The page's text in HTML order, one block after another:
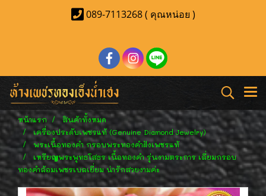
089-7113268 ( คุณหน่อย )
หน้าแรก
สินค้าทั้งหมด
เครื่องประดับเพชรแท้ (Genuine Diamond Jewelry)
พระเนื้อทองคำ กรอบพระทองคำฝังเพชรแท้
เหรียญพระพุทธโสธร เนื้อทองคำ รุ่นงามตระการ เลี่ยมกรอบ
ทองคำล้อมเพชรเบลเยี่ยม น่ารักสวยงามค่ะ